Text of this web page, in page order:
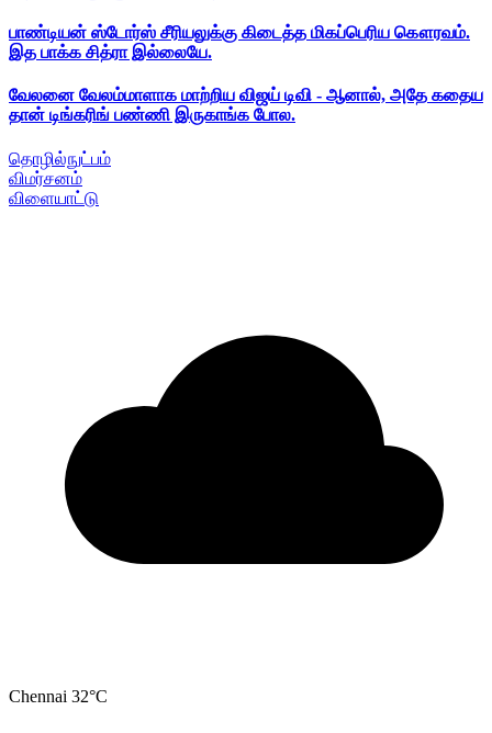
பாண்டியன் ஸ்டோர்ஸ் சீரியலுக்கு கிடைத்த மிகப்பெரிய கௌரவம்.
இத பாக்க சித்ரா இல்லையே.
வேலனை வேலம்மாளாக மாற்றிய விஜய் டிவி - ஆனால், அதே கதைய
தான் டிங்கரிங் பண்ணி இருகாங்க போல.
தொழில்நுட்பம்
விமர்சனம்
விளையாட்டு
Chennai 32°C